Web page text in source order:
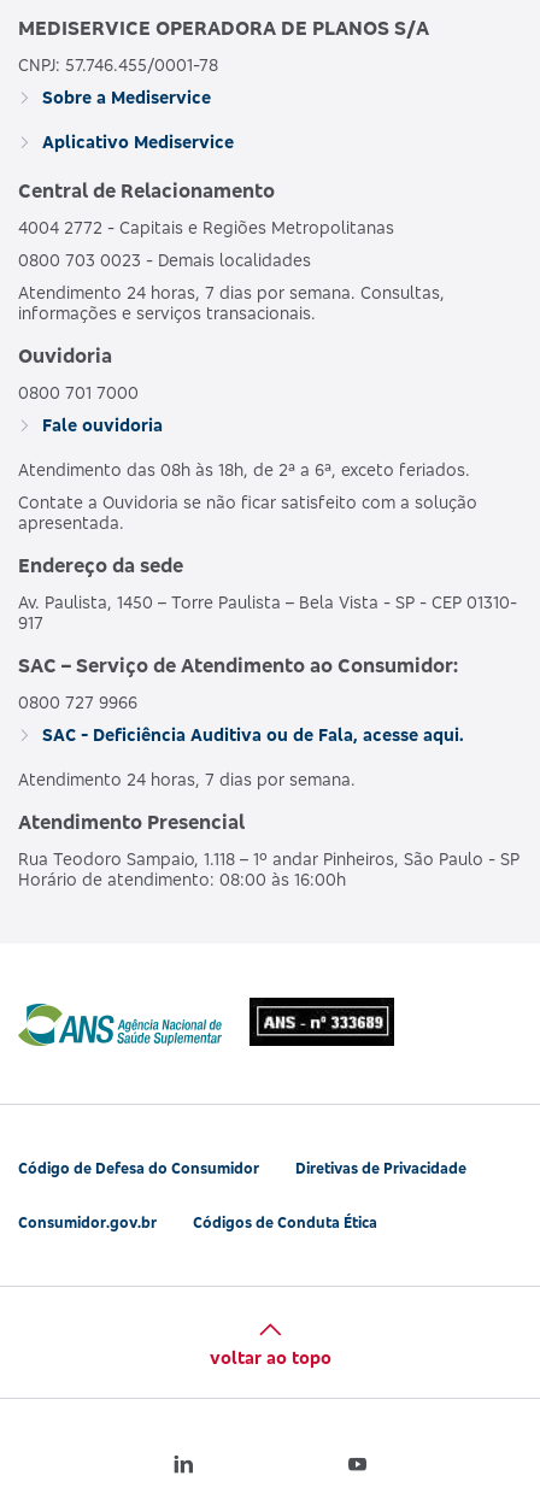
MEDISERVICE OPERADORA DE PLANOS S/A
CNPJ: 57.746.455/0001-78
Sobre a Mediservice
Aplicativo Mediservice
Central de Relacionamento
4004 2772 - Capitais e Regiões Metropolitanas
0800 703 0023 - Demais localidades
Atendimento 24 horas, 7 dias por semana. Consultas,
informações e serviços transacionais.
Ouvidoria
0800 701 7000
Fale ouvidoria
Atendimento das 08h às 18h, de 2ª a 6ª, exceto feriados.
Contate a Ouvidoria se não ficar satisfeito com a solução
apresentada.
Endereço da sede
Av. Paulista, 1450 – Torre Paulista – Bela Vista - SP - CEP 01310-
917
SAC – Serviço de Atendimento ao Consumidor:
0800 727 9966
SAC - Deficiência Auditiva ou de Fala, acesse aqui.
Atendimento 24 horas, 7 dias por semana.
Atendimento Presencial
Rua Teodoro Sampaio, 1.118 – 1º andar Pinheiros, São Paulo - SP
Horário de atendimento: 08:00 às 16:00h
Código de Defesa do Consumidor Diretivas de Privacidade
Consumidor.gov.br Códigos de Conduta Ética
voltar ao topo